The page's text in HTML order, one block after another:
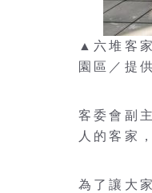
▲六堆客
園區／提供
客委會副
人的客家
為了讓大